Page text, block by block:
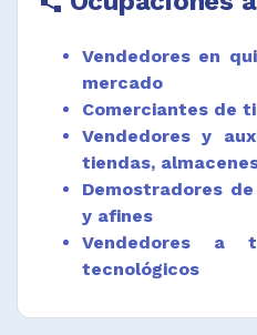
proveedor para su
Elaborar
informes de ventas
Desempeñar funciones
Vendedores en
mercado
Comerciantes de
Vendedores y
tiendas,
Demostradores
y afines
Vendedores a
tecnológicos